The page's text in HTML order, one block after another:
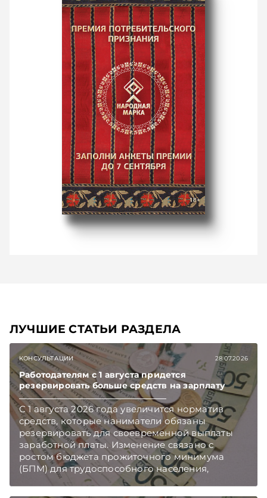
ЛУЧШИЕ СТАТЬИ РАЗДЕЛА
КОНСУЛЬТАЦИИ 28.07.2026
Работодателям с 1 августа придется
резервировать больше средств на зарплату
С 1 августа 2026 года увеличится норматив
средств, которые наниматели обязаны
резервировать для своевременной выплаты
заработной платы. Изменение связано с
ростом бюджета прожиточного минимума
(БПМ) для трудоспособного населения,
сообщает Минтруда и соцзащиты.